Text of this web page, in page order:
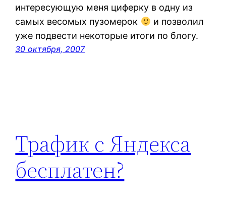
интересующую меня циферку в одну из
самых весомых пузомерок
и позволил
уже подвести некоторые итоги по блогу.
30 октября, 2007
Трафик с Яндекса
бесплатен?